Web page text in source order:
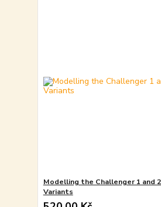
Modelling the Challenger 1 and
Variants